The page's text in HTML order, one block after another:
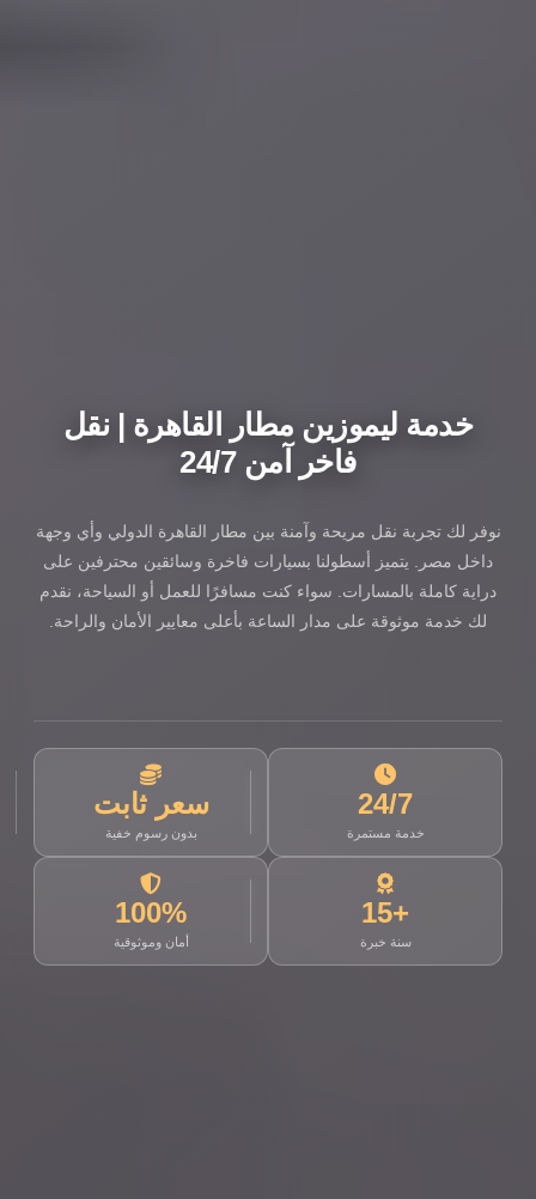
خدمة ليموزين مطار القاهرة | نقل
فاخر آمن 24/7
نوفر لك تجربة نقل مريحة وآمنة بين مطار القاهرة الدولي وأي وجهة
داخل مصر. يتميز أسطولنا بسيارات فاخرة وسائقين محترفين على
دراية كاملة بالمسارات. سواء كنت مسافرًا للعمل أو السياحة، نقدم
لك خدمة موثوقة على مدار الساعة بأعلى معايير الأمان والراحة.
24/7
خدمة مستمرة
سعر ثابت
بدون رسوم خفية
+15
سنة خبرة
100%
أمان وموثوقية